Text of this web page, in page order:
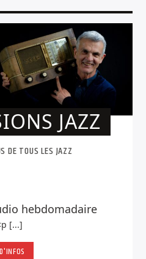
JAZZ
DE TOUS LES JAZZ
hebdomadaire
[...]